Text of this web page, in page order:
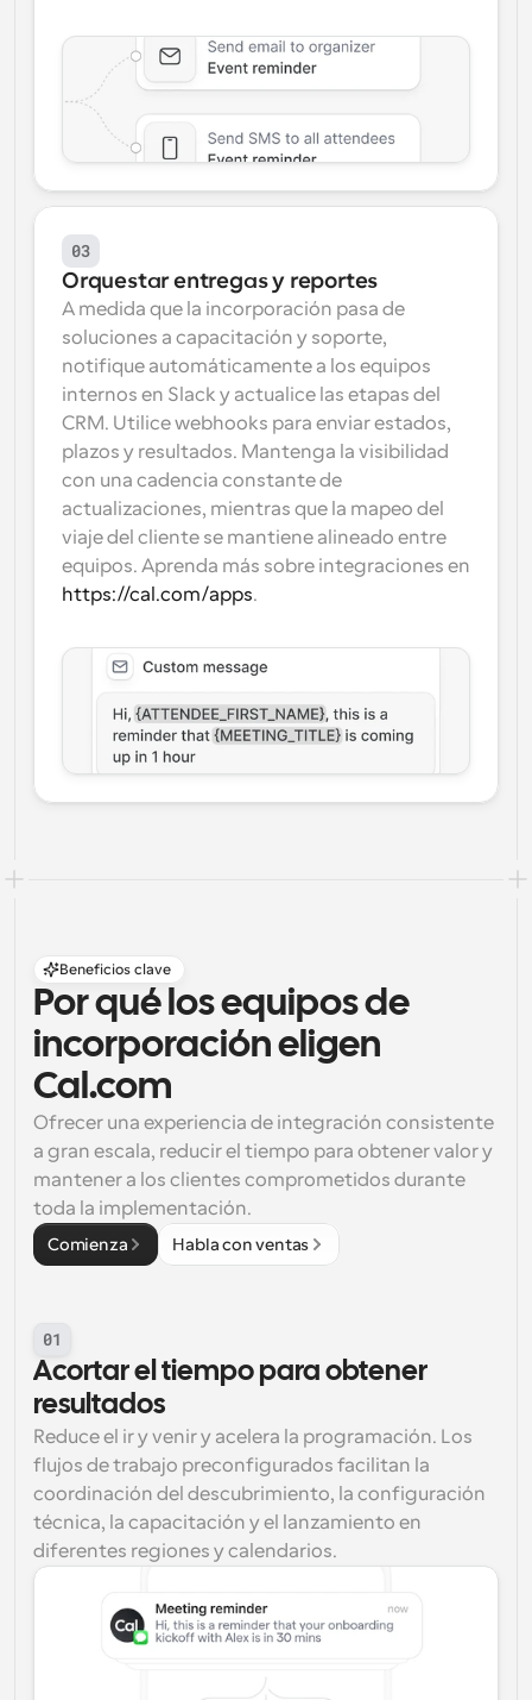
03
Orquestar entregas y reportes
A medida que la incorporación pasa de
soluciones a capacitación y soporte,
notifique automáticamente a los equipos
internos en Slack y actualice las etapas del
CRM. Utilice webhooks para enviar estados,
plazos y resultados. Mantenga la visibilidad
con una cadencia constante de
actualizaciones, mientras que la mapeo del
viaje del cliente se mantiene alineado entre
https://cal.com/apps.
Beneficios clave
Por qué los equipos de
incorporación eligen
Cal.com
Ofrecer una experiencia de integración consistente
a gran escala, reducir el tiempo para obtener valor y
mantener a los clientes comprometidos durante
toda la implementación.
Comienza Habla con ventas
01
Acortar el tiempo para obtener
resultados
Reduce el ir y venir y acelera la programación. Los
flujos de trabajo preconfigurados facilitan la
coordinación del descubrimiento, la configuración
técnica, la capacitación y el lanzamiento en
diferentes regiones y calendarios.